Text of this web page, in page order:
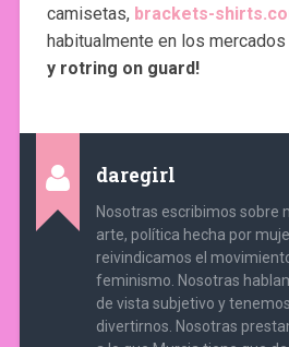
camisetas, brackets-
habitualmente en los
y rotring on guard!
daregirl
Nosotras escribimos sobre
arte, política hecha por
reivindicamos el
feminismo. Nosotras
de vista subjetivo y
divertirnos. Nosotras